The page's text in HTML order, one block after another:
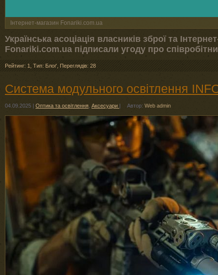
Інтернет-магазин Fonariki.com.ua
Українська асоціація власників зброї та
Fonariki.com.ua підписали угоду про
Рейтинг: 1 Тип: Блоґ, Переглядів: 28
Система модульного освітлення
04.09.2025 | Оптика та освітлення Аксесуари | Автор: Web admin